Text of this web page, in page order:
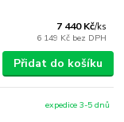
7 440 Kč/ks
6 149 Kč bez DPH
Přidat do košíku
expedice 3-5 dnů